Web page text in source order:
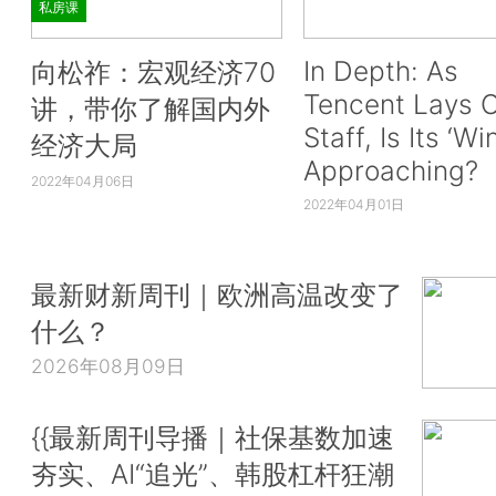
私房课
向松祚：宏观经济70
讲，带你了解国内外
经济大局
2022年04月06日
In Depth: As
Tencent Lays
Staff, Is Its
Approaching?
2022年04月01日
最新财新周刊｜欧洲高温改变了
什么？
2026年08月09日
{{最新周刊导播｜社保基数加速
夯实、AI“追光”、韩股杠杆狂潮